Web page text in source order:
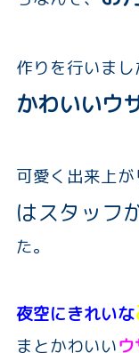
作りを行いまし
かわいいウ
可愛く出来上が
はスタッフ
た。
夜空にきれいな
まとかわいい